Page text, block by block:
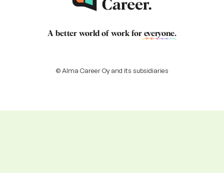
A better world of work for everyone.
© Alma Career Oy and its subsidiaries